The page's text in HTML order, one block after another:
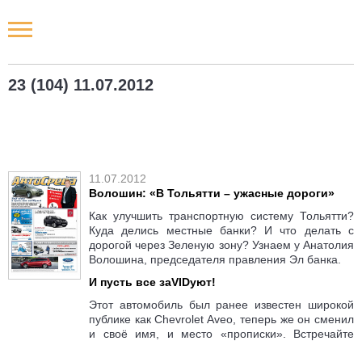
23 (104) 11.07.2012
11.07.2012
Волошин: «В Тольятти – ужасные дороги»
Как улучшить транспортную систему Тольятти?
Куда делись местные банки? И что делать с
дорогой через Зеленую зону? Узнаем у Анатолия
Волошина, председателя правления Эл банка.
И пусть все заVIDуют!
Этот автомобиль был ранее известен широкой
публике как Chevrolet Aveo, теперь же он сменил
и своё имя, и место «прописки». Встречайте
Новости РФ
Наши мероприятия
Статьи